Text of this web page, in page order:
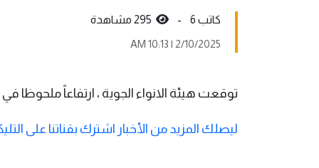
كاتب 6 -
2/10/2025 | 10:13 AM
توقعت هيئة الانواء الجوية ، ارتفاعاً ملحوظا في
ليصلك المزيد من الأخبار اشترك بقناتنا على